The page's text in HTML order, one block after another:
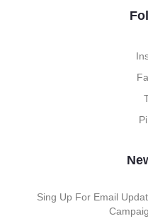
Sing Up For Email